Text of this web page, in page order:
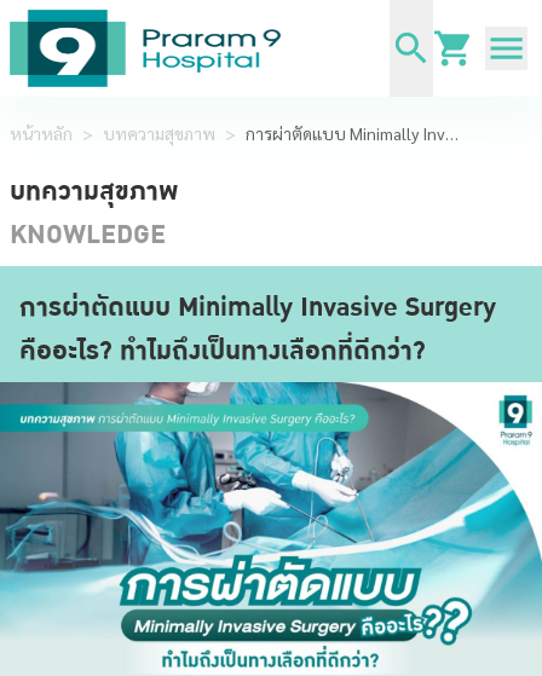
หน้าหลัก > บทความสุขภาพ > การผ่าตัดแบบ Minimally Invasive Surgery คืออะไร? ทำไมถึงเป็นทางเลือกที่ดีกว่า?
บทความสุขภาพ
KNOWLEDGE
การผ่าตัดแบบ Minimally Invasive Surgery
คืออะไร? ทำไมถึงเป็นทางเลือกที่ดีกว่า?